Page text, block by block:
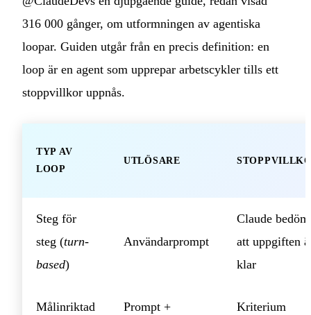
316 000 gånger, om utformningen av agentiska
loopar. Guiden utgår från en precis definition: en
loop är en agent som upprepar arbetscykler tills ett
stoppvillkor uppnås.
TYP AV
LOOP
UTLÖSARE
Steg för
steg (turn-
based)
Användarprompt
Claude
att uppgiften
klar
Målinriktad
Prompt +
Kriterium